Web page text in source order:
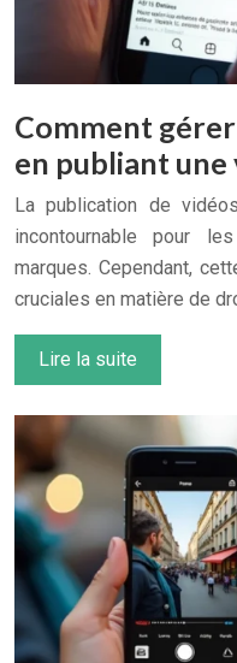
Comment
en publiant une
La publication de
incontournable pour
marques. Cependant,
cruciales en matière de
Lire la suite